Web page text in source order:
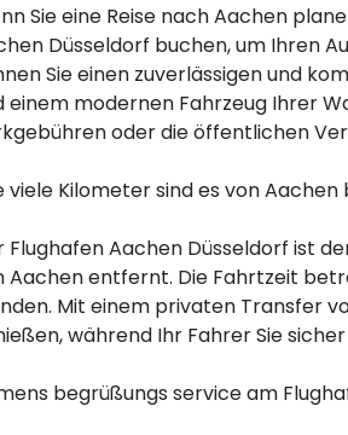
Sie eine Reise nach Aachen
Düsseldorf buchen, um Ihren
Sie einen zuverlässigen und
einem modernen Fahrzeug Ihrer
oder die öffentlichen
viele Kilometer sind es von Aachen
Flughafen Aachen Düsseldorf ist
Aachen entfernt. Die Fahrtzeit
Mit einem privaten Transfer
während Ihr Fahrer Sie
begrüßungs service am